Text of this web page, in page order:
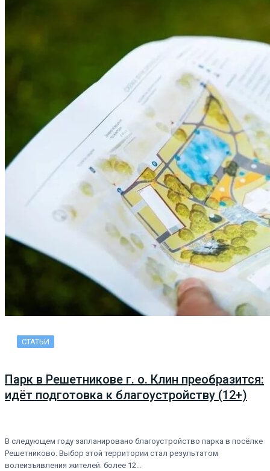
СТАТЬИ
Парк в Решетникове г. о. Клин преобразится:
идёт подготовка к благоустройству (12+)
В следующем году запланировано благоустройство парка в посёлке
Решетниково. Выбор этой территории стал результатом
волеизъявления жителей: более 12…